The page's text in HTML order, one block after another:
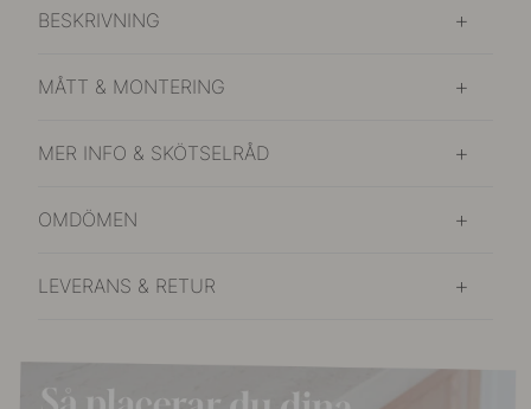
BESKRIVNING
MÅTT & MONTERING
MER INFO & SKÖTSELRÅD
OMDÖMEN
LEVERANS & RETUR